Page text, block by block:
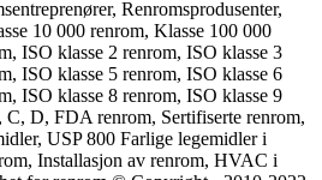
Renromsprodusenter,
10 000 renrom, Klasse 100 000
ISO klasse 2 renrom, ISO klasse 3
ISO klasse 5 renrom, ISO klasse 6
ISO klasse 8 renrom, ISO klasse 9
D, FDA renrom, Sertifiserte renrom,
USP 800 Farlige legemidler i
Installasjon av renrom, HVAC i